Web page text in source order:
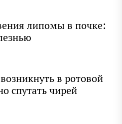
липомы в почке:
в ротовой
спутать чирей